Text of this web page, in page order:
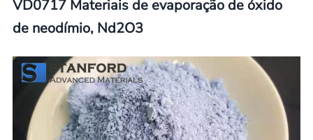
VD0717 Materiais de evaporação de óxido
de neodímio, Nd2O3